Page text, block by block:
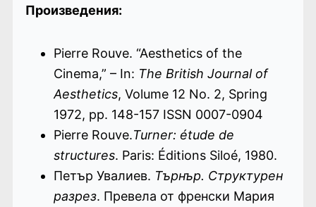
Произведения:
Pierre Rouve. “Aesthetics of the
Cinema,” – In: The British Journal of
Aesthetics, Volume 12 No. 2, Spring
1972, pp. 148-157 ISSN 0007-0904
Pierre Rouve.Turner: étude de
structures. Paris: Éditions Siloé, 1980.
Петър Увалиев. Търнър. Структурен
разрез. Превела от френски Мария